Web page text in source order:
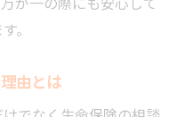
。
由とは